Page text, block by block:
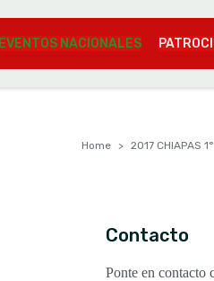
EVENTOS NACIONALES
Home 2017 CHIAPAS 1°
Contacto
Ponte en contacto